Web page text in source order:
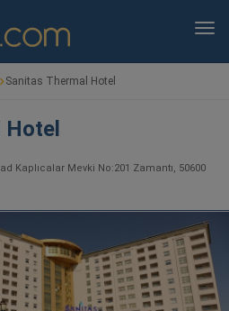
Sanitas Thermal Hotel
Kaplıcalar Mevki No:201 Zamantı, 50600